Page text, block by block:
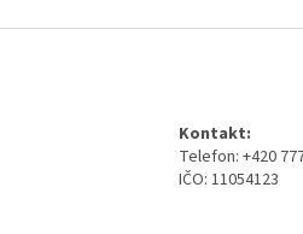
Kontakt:
Telefon: +420
IČO: 11054123